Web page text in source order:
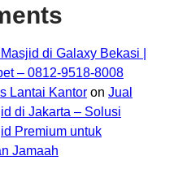
di Galaxy Bekasi |
– 0812-9518-8008
Lantai Kantor on Jual
di Jakarta – Solusi
Premium untuk
Jamaah